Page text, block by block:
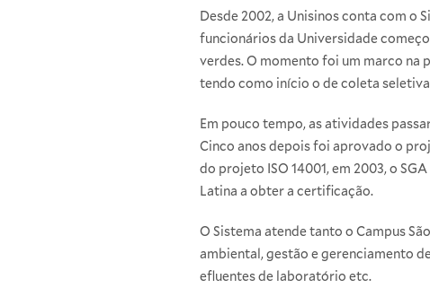
Desde 2002, a Unisinos conta com o
funcionários da Universidade
verdes. O momento foi um marco na
tendo como início o de coleta
Em pouco tempo, as atividades
Cinco anos depois foi aprovado o
do projeto ISO 14001, em 2003, o
Latina a obter a certificação.
O Sistema atende tanto o Campus
ambiental, gestão e gerenciamento
efluentes de laboratório etc.